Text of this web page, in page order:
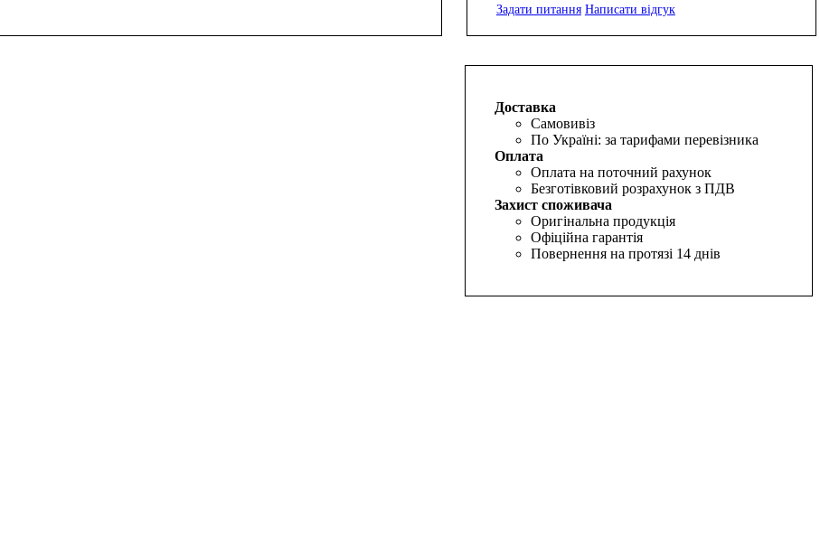
Задати питання Написати відгук
Доставка
Самовивіз
По Україні: за тарифами перевізника
Оплата
Оплата на поточний рахунок
Безготівковий розрахунок з ПДВ
Захист споживача
Оригінальна продукція
Офіційна гарантія
Повернення на протязі 14 днів